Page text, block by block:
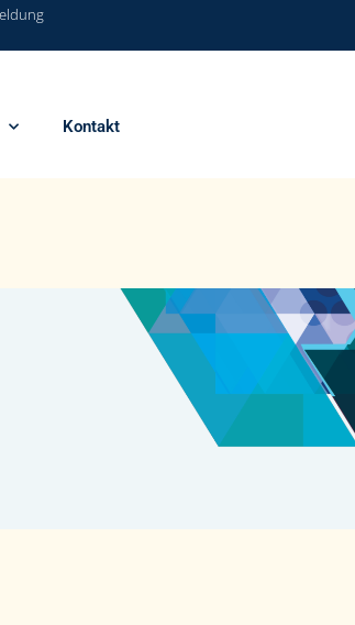
Kontakt